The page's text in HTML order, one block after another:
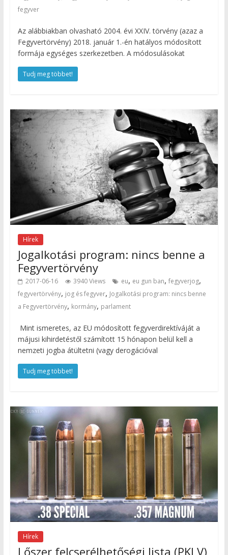
fegyver
Az alábbiakban olvasható 2004. évi XXIV. törvény (azaz a
Fegyvertörvény) 2018. január 1.-én hatályos módosított
formája egységes szerkezetben. A módosulásokat
Tudj meg többet!
Hírek
Jogalkotási program: nincs benne a
Fegyvertörvény
2017-06-16 3940 Views eu, eu gun ban, fegyverjog,
fegyvertörvény, jog és fegyver, Jogalkotási program: nincs benne
a Fegyvertörvény, kormány, parlament
Mint ismeretes, az EU módosított fegyverdirektíváját a
májusi kihirdetéstől számított 15 hónapon belül kell a
nemzeti jogba átültetni (vagy derogációval
Tudj meg többet!
Hírek
Lőszer felcserélhetőségi lista (PKLV)